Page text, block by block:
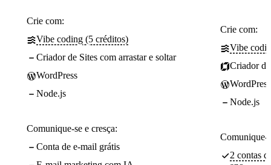
Crie com:
Vibe coding (5 créditos)
Criador de Sites com arrastar e soltar
WordPress
Node.js
Comunique-se e cresça:
Conta de e-mail grátis
Crie com:
Vibe
Criador
WordPress
Node.js
Comunique-
2 contas